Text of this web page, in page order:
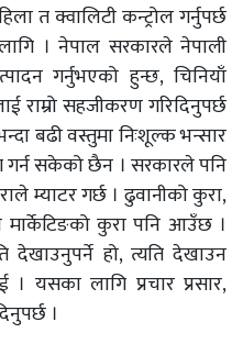
त क्वालिटी कन्ट्रोल गर्नुपर्छ
। नेपाल सरकारले नेपाली
गर्नुभएको हुन्छ, चिनियाँ
राम्रो सहजीकरण गरिदिनुपर्छ
बढी वस्तुमा निःशूल्क भन्सार
गर्न सकेको छैन । सरकारले पनि
म्याटर गर्छ । ढुवानीको कुरा,
मार्केटिङको कुरा पनि आउँछ ।
देखाउनुपर्ने हो, त्यति देखाउन
यसका लागि प्रचार प्रसार,
।